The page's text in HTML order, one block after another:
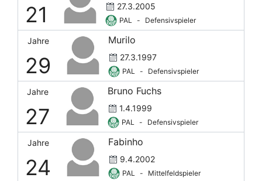
21 27.3.2005
PAL - Defensivspieler
Jahre
29
Murilo
27.3.1997
PAL - Defensivspieler
Jahre
27
Bruno Fuchs
1.4.1999
PAL - Defensivspieler
Jahre
24
Fabinho
9.4.2002
PAL - Mittelfeldspieler